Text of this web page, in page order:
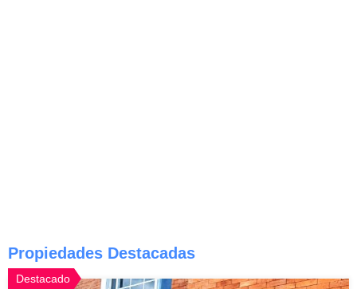
Propiedades Destacadas
Destacado